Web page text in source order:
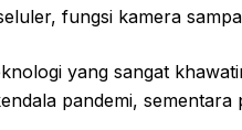
fungsi kamera
yang sangat
pandemi, sementara